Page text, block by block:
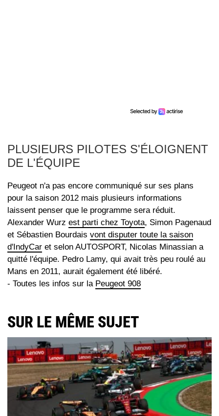
PLUSIEURS PILOTES S'ÉLOIGNENT
DE L'ÉQUIPE
Peugeot n'a pas encore communiqué sur ses plans
pour la saison 2012 mais plusieurs informations
laissent penser que le programme sera réduit.
Alexander Wurz est parti chez Toyota, Simon Pagenaud
et Sébastien Bourdais vont disputer toute la saison
d'IndyCar et selon AUTOSPORT, Nicolas Minassian a
quitté l'équipe. Pedro Lamy, qui avait très peu roulé au
Mans en 2011, aurait également été libéré.
- Toutes les infos sur la Peugeot 908
SUR LE MÊME SUJET